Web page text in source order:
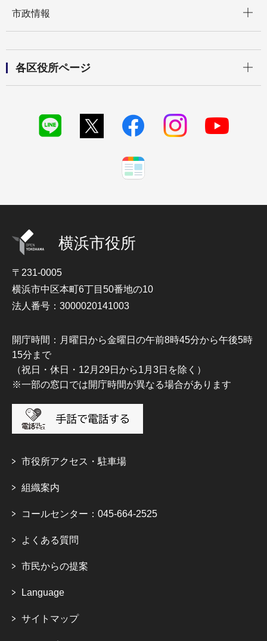
市政情報
各区役所ページ
横浜市役所
〒231-0005
横浜市中区本町6丁目50番地の10
法人番号：3000020141003
開庁時間：月曜日から金曜日の午前8時45分から午後5時
15分まで
（祝日・休日・12月29日から1月3日を除く）
※一部の窓口では開庁時間が異なる場合があります
市役所アクセス・駐車場
組織案内
コールセンター：045-664-2525
よくある質問
市民からの提案
Language
サイトマップ